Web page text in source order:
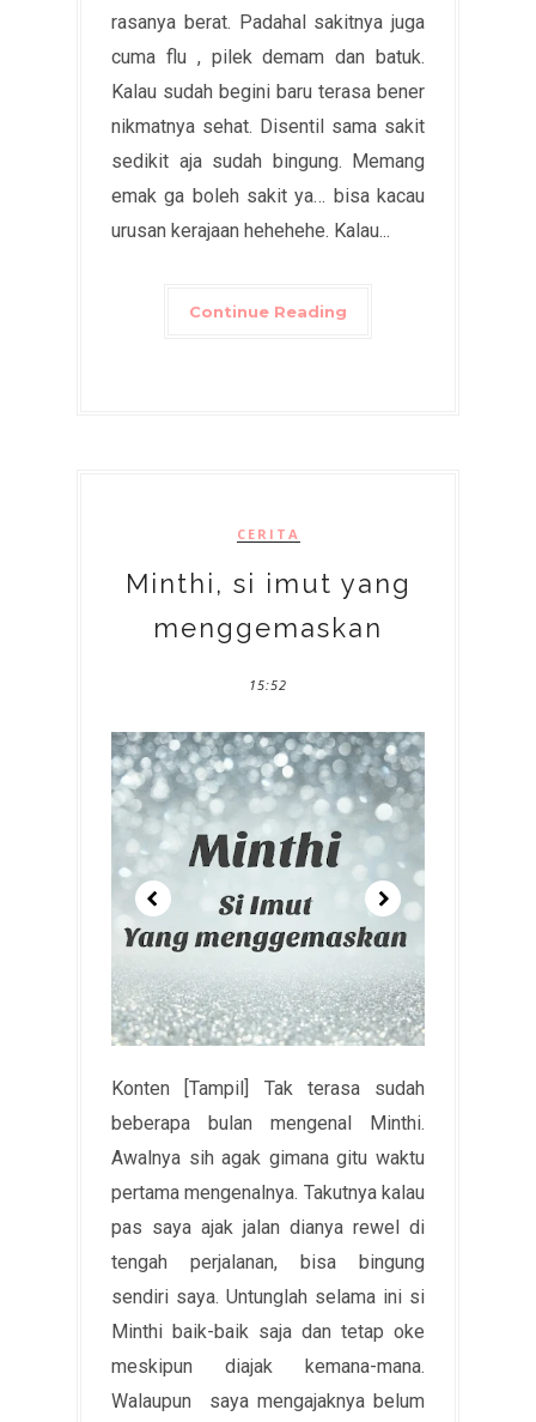
rasanya berat. Padahal sakitnya juga
cuma flu , pilek demam dan batuk.
Kalau sudah begini baru terasa bener
nikmatnya sehat. Disentil sama sakit
sedikit aja sudah bingung. Memang
emak ga boleh sakit ya… bisa kacau
urusan kerajaan hehehehe. Kalau...
Continue Reading
CERITA
Minthi, si imut yang
menggemaskan
15:52
Konten [Tampil] Tak terasa sudah
beberapa bulan mengenal Minthi.
Awalnya sih agak gimana gitu waktu
pertama mengenalnya. Takutnya kalau
pas saya ajak jalan dianya rewel di
tengah perjalanan, bisa bingung
sendiri saya. Untunglah selama ini si
Minthi baik-baik saja dan tetap oke
meskipun diajak kemana-mana.
Walaupun saya mengajaknya belum